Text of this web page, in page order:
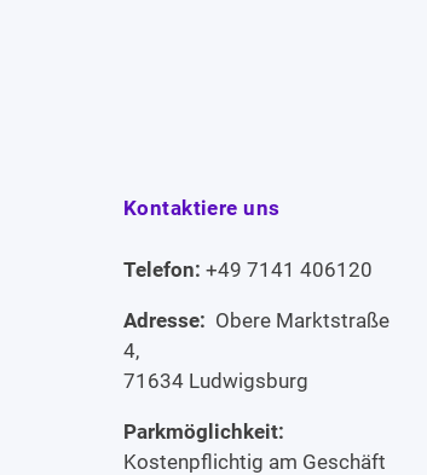
Kontaktiere uns
Telefon: +49 7141 406120
Adresse: Obere Marktstraße
4,
71634 Ludwigsburg
Parkmöglichkeit:
Kostenpflichtig am Geschäft